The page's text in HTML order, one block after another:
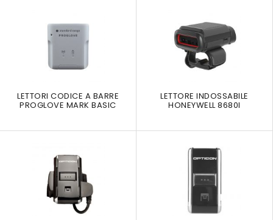
LETTORI CODICE A BARRE
PROGLOVE MARK BASIC
LETTORE INDOSSABILE
HONEYWELL 8680I